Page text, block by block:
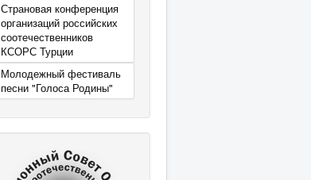
Страновая конференция
организаций российских
соотечественников
КСОРС Турции
Молодежный фестиваль
песни "Голоса Родины"